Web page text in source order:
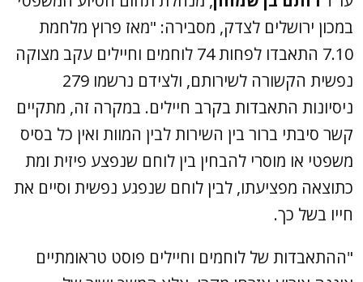
במכון ירושלים לצדק, מסבירה: "מאז פרוץ מלחמת
7.10 התאבדו לפחות 74 לוחמים וחיילים עקב מצוקה
נפשית הקשורה לשירותם, ולצידם נרשמו 279
ניסיונות התאבדות בקרב חיילים. במקרה זה, מתקיים
קשר סיבתי ברור בין השירות לבין המוות ואין כל בסיס
משפטי או מוסרי להבחין בין לוחם שנפצע פיזית ומת
כתוצאה מפציעתו, לבין לוחם שנפגע נפשית וסיים את
חייו בשל כך.
"ההתאבדות של לוחמים וחיילים פוסט טראומתיים